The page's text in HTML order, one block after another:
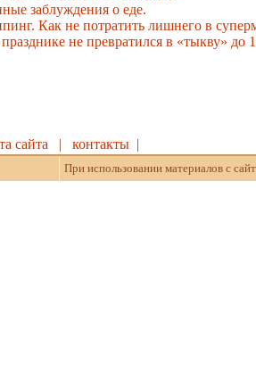
заблуждения о еде.
Как не потратить лишнего в
не превратился в «тыкву» до
сайта | контакты |
При использовании материалов с